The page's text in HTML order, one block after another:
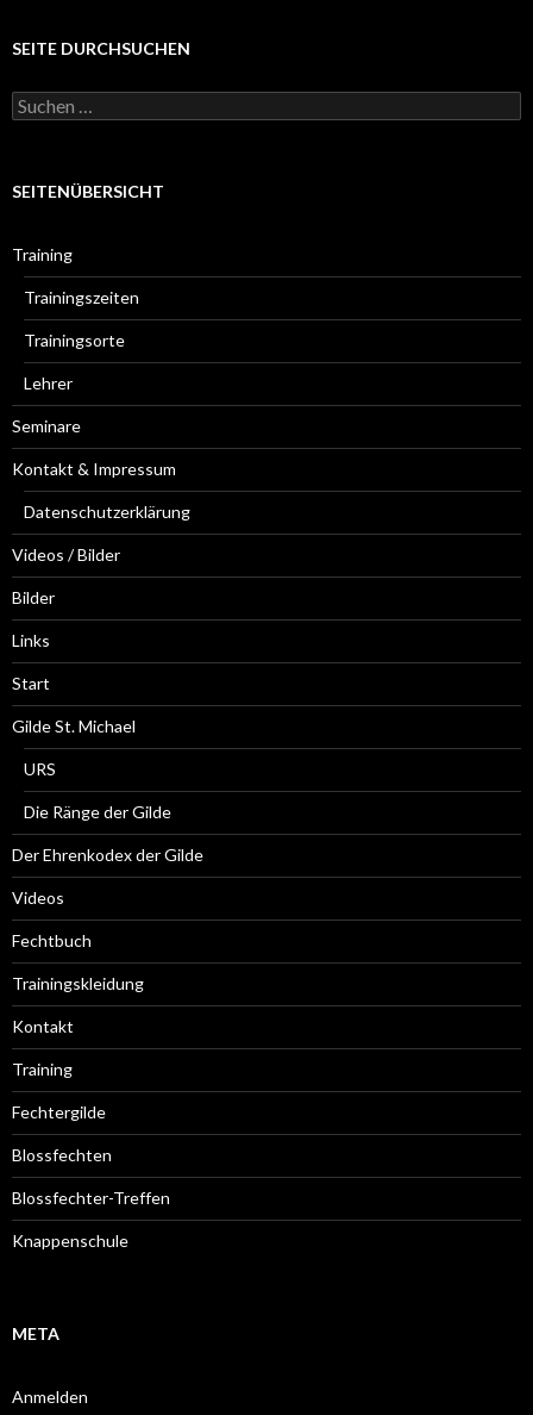
SEITE DURCHSUCHEN
S
u
e
a
SEITENÜBERSICHT
Training
Trainingszeiten
Trainingsorte
Lehrer
Seminare
Kontakt & Impressum
Datenschutzerklärung
Videos / Bilder
Bilder
Links
Start
Gilde St. Michael
URS
Die Ränge der Gilde
Der Ehrenkodex der Gilde
Videos
Fechtbuch
Trainingskleidung
Kontakt
Training
Fechtergilde
Blossfechten
Blossfechter-Treffen
Knappenschule
META
Anmelden